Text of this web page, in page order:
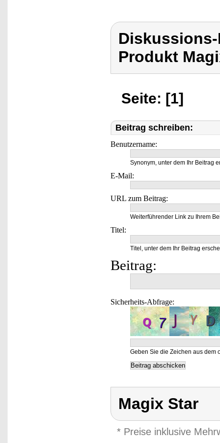
Produkt
Seite: [1]
Beitrag schreiben:
Benutzername:
Synonym, unter dem Ihr Beitrag
E-Mail:
URL zum Beitrag:
Weiterführender Link zu Ihrem
Titel:
Titel, unter dem Ihr Beitrag
Beitrag:
Sicherheits-Abfrage:
Geben Sie die Zeichen aus dem
Magix Star
* Preise inklusive